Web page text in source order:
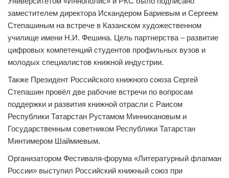
заместителем директора Искандером Бариевым и Сергеем
Степашиным на встрече в Казанском художественном
училище имени Н.И. Фешина. Цель партнерства – развитие
цифровых компетенций студентов профильных вузов и
молодых специалистов книжной индустрии.
Также Президент Российского книжного союза Сергей
Степашин провёл две рабочие встречи по вопросам
поддержки и развития книжной отрасли с Раисом
Республики Татарстан Рустамом Миннихановым и
Государственным советником Республики Татарстан
Минтимером Шаймиевым.
Организатором Фестиваля-форума «Литературный флагман
России» выступил Российский книжный союз при